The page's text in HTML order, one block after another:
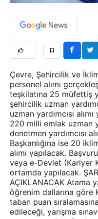
Çevre, Şehircilik ve
personel alımı
teşkilatına 25 müfettiş
şehircilik uzman
uzman yardımcısı
220 milli emlak uzman
denetmen yardımcısı
Başkanlığına ise 20
alımı yapılacak.
veya e-Devlet (Kariyer
ortamda yapılacak.
AÇIKLANACAK Atama
öğrenim dallarına göre
taban puan
edileceği, yarışma